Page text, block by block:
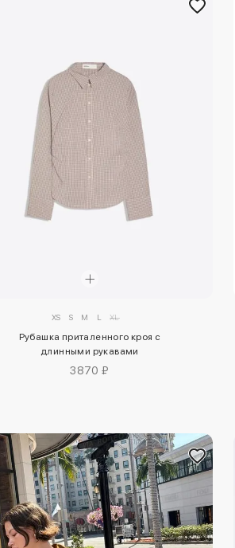
XS S M L XL
Рубашка приталенного кроя с
длинными рукавами
3870 ₽